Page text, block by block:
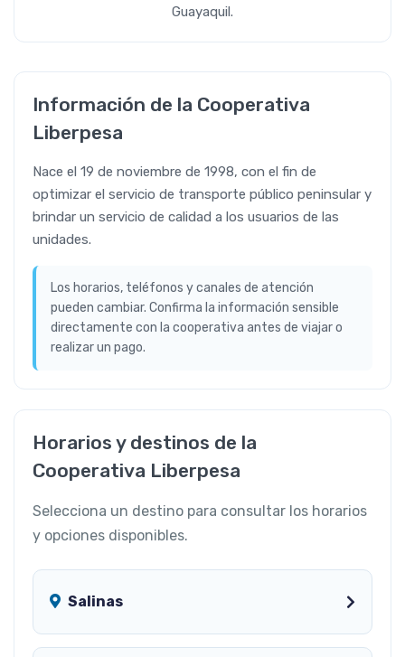
Guayaquil.
Información de la Cooperativa
Liberpesa
Nace el 19 de noviembre de 1998, con el fin de
optimizar el servicio de transporte público peninsular y
brindar un servicio de calidad a los usuarios de las
unidades.
Los horarios, teléfonos y canales de atención
pueden cambiar. Confirma la información sensible
directamente con la cooperativa antes de viajar o
realizar un pago.
Horarios y destinos de la
Cooperativa Liberpesa
Selecciona un destino para consultar los horarios
y opciones disponibles.
Salinas